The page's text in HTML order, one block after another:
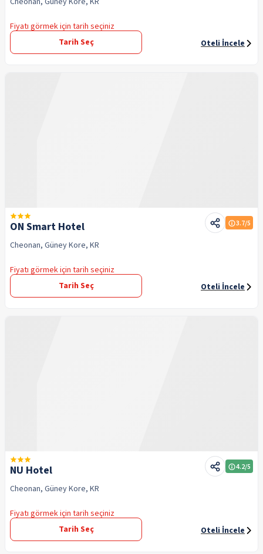
Fiyatı görmek için tarih seçiniz
Tarih Seç
Oteli İncele
ON Smart Hotel 3.7/5
Cheonan, Güney Kore, KR
Fiyatı görmek için tarih seçiniz
Tarih Seç
Oteli İncele
NU Hotel 4.2/5
Cheonan, Güney Kore, KR
Fiyatı görmek için tarih seçiniz
Tarih Seç
Oteli İncele